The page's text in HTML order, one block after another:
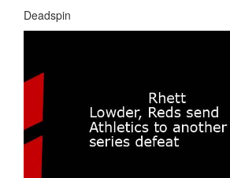
Deadspin